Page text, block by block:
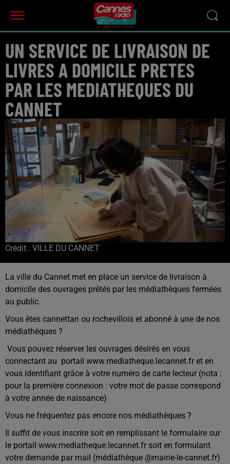
UN SERVICE DE LIVRAISON DE
LIVRES A DOMICILE PRETES
PAR LES MEDIATHEQUES DU
CANNET
Crédit : VILLE DU CANNET
La ville du Cannet met en place un service de livraison à
domicile des ouvrages prêtés par les médiathèques fermées
au public.
Vous êtes cannettan ou rochevillois et abonné à une de nos
médiathèques ?
Vous pouvez réserver les ouvrages désirés en vous
connectant au portail www.mediatheque.lecannet.fr et en
vous identifiant grâce à votre numéro de carte lecteur (nota :
pour la première connexion : votre mot de passe correspond
à votre année de naissance)
Vous ne fréquentez pas encore nos médiathèques ?
Il suffit de vous inscrire soit en remplissant le formulaire sur
le portail www.mediatheque.lecannet.fr soit en formulant
votre demande par mail (médiathèque @mairie-le-cannet.fr)